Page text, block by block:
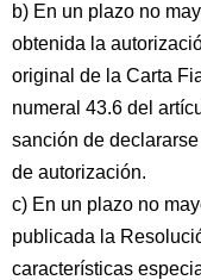
b) En un plazo no
obtenida la
original de la Carta
numeral 43.6 del
sanción de
de autorización.
c) En un plazo no
publicada la
características